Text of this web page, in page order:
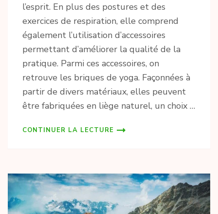
l’esprit. En plus des postures et des
exercices de respiration, elle comprend
également l’utilisation d’accessoires
permettant d’améliorer la qualité de la
pratique. Parmi ces accessoires, on
retrouve les briques de yoga. Façonnées à
partir de divers matériaux, elles peuvent
être fabriquées en liège naturel, un choix …
CONTINUER LA LECTURE